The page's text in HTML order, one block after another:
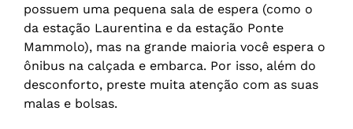
possuem uma pequena sala de espera (como o
da estação Laurentina e da estação Ponte
Mammolo), mas na grande maioria você espera o
ônibus na calçada e embarca. Por isso, além do
desconforto, preste muita atenção com as suas
malas e bolsas.